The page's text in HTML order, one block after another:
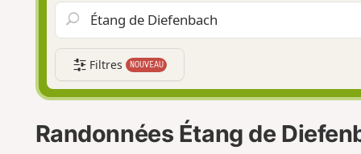
Filtres NOUVEAU
Randonnées Étang de